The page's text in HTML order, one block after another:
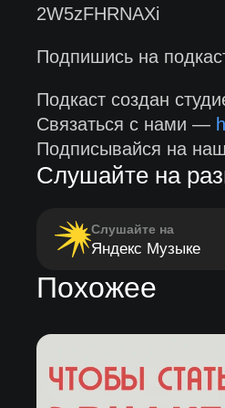
2W5zFHRNAXi
Подпишись на
Подкаст создан
Связаться с нами —
Подписывайся на
Слушайте на
Слушайте на
Яндекс Музыке
Похожее